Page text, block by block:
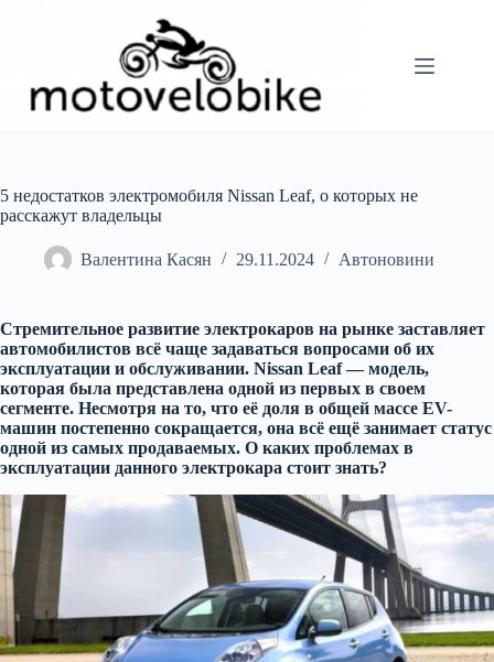
5 недостатков электромобиля Nissan Leaf, о которых не
расскажут владельцы
Валентина Касян 29.11.2024 Автоновини
Стремительное развитие электрокаров на рынке заставляет
автомобилистов всё чаще задаваться вопросами об их
эксплуатации и обслуживании. Nissan Leaf — модель,
которая была представлена одной из первых в своем
сегменте. Несмотря на то, что её доля в общей массе EV-
машин постепенно сокращается, она всё ещё занимает статус
одной из самых продаваемых. О каких проблемах в
эксплуатации данного электрокара стоит знать?